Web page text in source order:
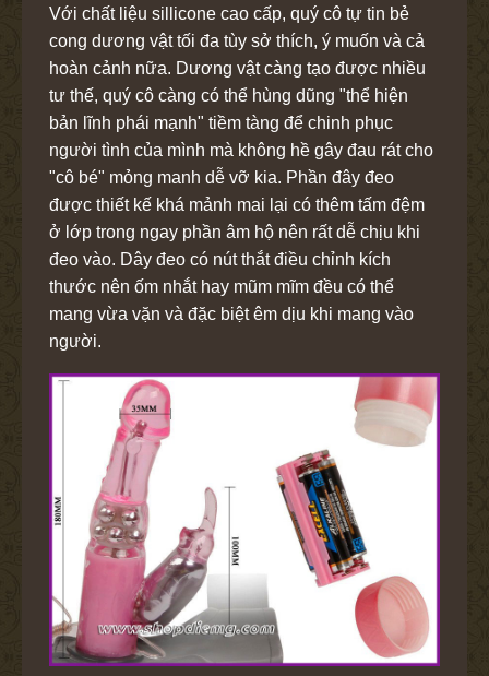
Với chất liệu sillicone cao cấp, quý cô tự tin bẻ
cong dương vật tối đa tùy sở thích, ý muốn và cả
hoàn cảnh nữa. Dương vật càng tạo được nhiều
tư thế, quý cô càng có thể hùng dũng "thể hiện
bản lĩnh phái mạnh" tiềm tàng để chinh phục
người tình của mình mà không hề gây đau rát cho
"cô bé" mỏng manh dễ vỡ kia. Phần đây đeo
được thiết kế khá mảnh mai lại có thêm tấm đệm
ở lớp trong ngay phần âm hộ nên rất dễ chịu khi
đeo vào. Dây đeo có nút thắt điều chỉnh kích
thước nên ốm nhắt hay mũm mĩm đều có thể
mang vừa vặn và đặc biệt êm dịu khi mang vào
người.